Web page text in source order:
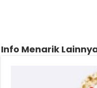
Info Menarik